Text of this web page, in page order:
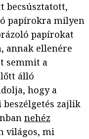
becsúsztatott,
papírokra milyen
papírokat
annak ellenére
semmit a
álló
hogy a
beszélgetés zajlik
nehéz
világos, mi